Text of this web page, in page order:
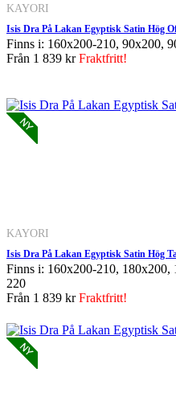
KAYORI
Isis Dra På Lakan Egyptisk Satin Hög
Finns i: 160x200-210, 90x200,
Från 1 839 krFraktfritt!
KAYORI
Isis Dra På Lakan Egyptisk Satin Hög
Finns i: 160x200-210,
220
Från 1 839 krFraktfritt!